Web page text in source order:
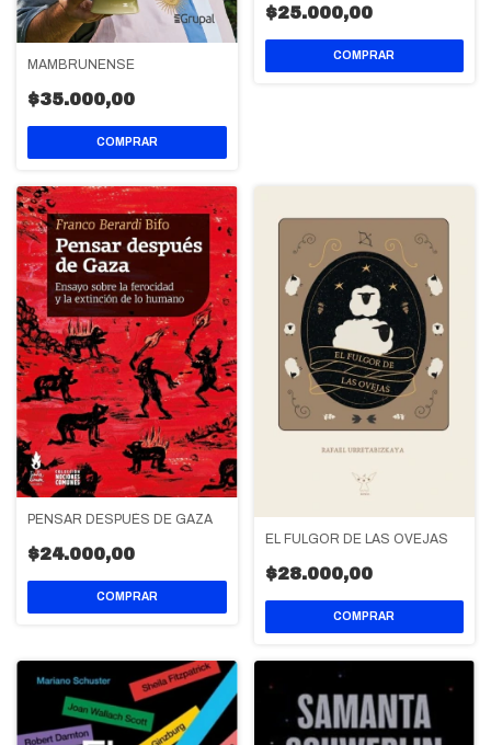
MAMBRUNENSE
$35.000,00
$25.000,00
PENSAR DESPUÉS DE GAZA
$24.000,00
EL FULGOR DE LAS OVEJAS
$28.000,00